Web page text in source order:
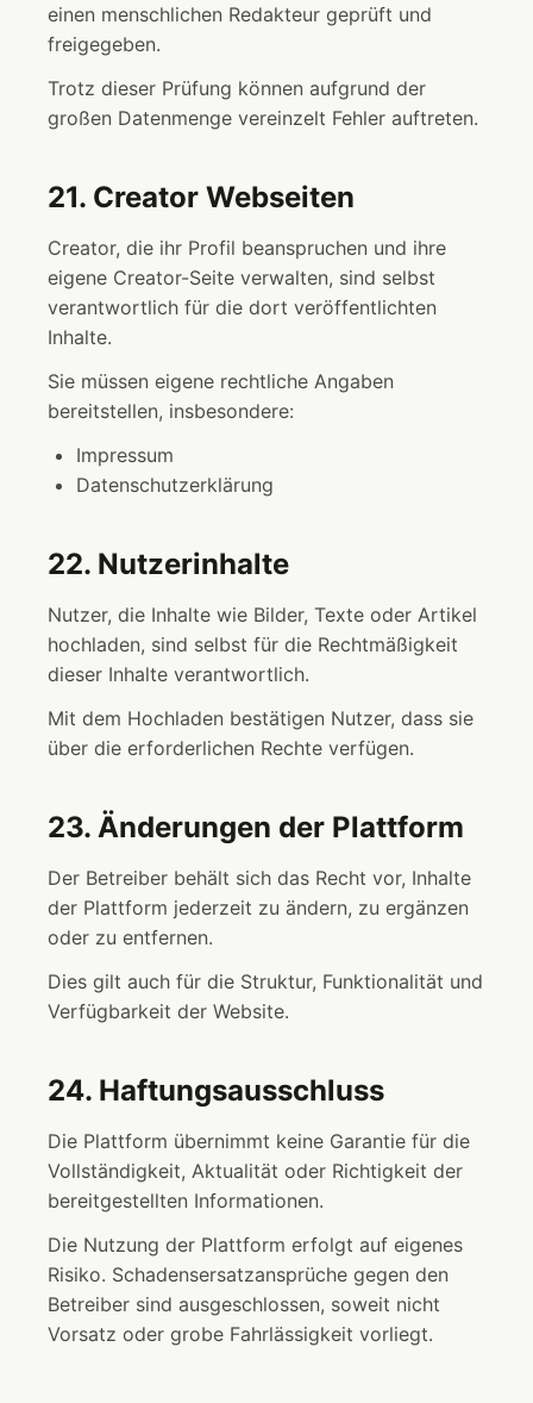
einen menschlichen Redakteur geprüft und
freigegeben.
Trotz dieser Prüfung können aufgrund der
großen Datenmenge vereinzelt Fehler auftreten.
21. Creator Webseiten
Creator, die ihr Profil beanspruchen und ihre
eigene Creator-Seite verwalten, sind selbst
verantwortlich für die dort veröffentlichten
Inhalte.
Sie müssen eigene rechtliche Angaben
bereitstellen, insbesondere:
Impressum
Datenschutzerklärung
22. Nutzerinhalte
Nutzer, die Inhalte wie Bilder, Texte oder Artikel
hochladen, sind selbst für die Rechtmäßigkeit
dieser Inhalte verantwortlich.
Mit dem Hochladen bestätigen Nutzer, dass sie
über die erforderlichen Rechte verfügen.
23. Änderungen der Plattform
Der Betreiber behält sich das Recht vor, Inhalte
der Plattform jederzeit zu ändern, zu ergänzen
oder zu entfernen.
Dies gilt auch für die Struktur, Funktionalität und
Verfügbarkeit der Website.
24. Haftungsausschluss
Die Plattform übernimmt keine Garantie für die
Vollständigkeit, Aktualität oder Richtigkeit der
bereitgestellten Informationen.
Die Nutzung der Plattform erfolgt auf eigenes
Risiko. Schadensersatzansprüche gegen den
Betreiber sind ausgeschlossen, soweit nicht
Vorsatz oder grobe Fahrlässigkeit vorliegt.